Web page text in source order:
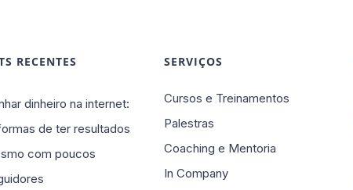
RECENTES
dinheiro na internet:
de ter resultados
com poucos
SERVIÇOS
Cursos e Treinamentos
Palestras
Coaching e Mentoria
In Company